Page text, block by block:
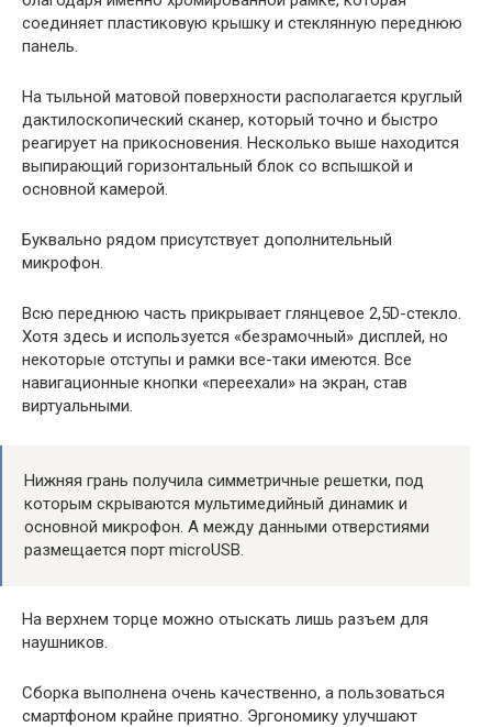
соединяет пластиковую крышку и стеклянную переднюю
панель.
На тыльной матовой поверхности располагается круглый
дактилоскопический сканер, который точно и быстро
реагирует на прикосновения. Несколько выше находится
выпирающий горизонтальный блок со вспышкой и
основной камерой.
Буквально рядом присутствует дополнительный
микрофон.
Всю переднюю часть прикрывает глянцевое 2,5D-стекло.
Хотя здесь и используется «безрамочный» дисплей, но
некоторые отступы и рамки все-таки имеются. Все
навигационные кнопки «переехали» на экран, став
виртуальными.
Нижняя грань получила симметричные решетки, под
которым скрываются мультимедийный динамик и
основной микрофон. А между данными отверстиями
размещается порт microUSB.
На верхнем торце можно отыскать лишь разъем для
наушников.
Сборка выполнена очень качественно, а пользоваться
смартфоном крайне приятно. Эргономику улучшают